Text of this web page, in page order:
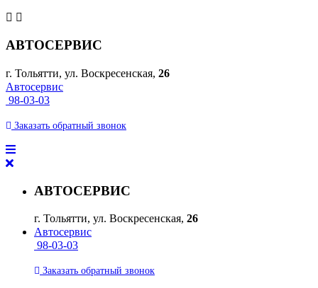
АВТОСЕРВИС
г. Тольятти, ул. Воскресенская, 26
Автосервис
98-03-03
Заказать обратный звонок
АВТОСЕРВИС
г. Тольятти, ул. Воскресенская, 26
Автосервис
98-03-03
Заказать обратный звонок